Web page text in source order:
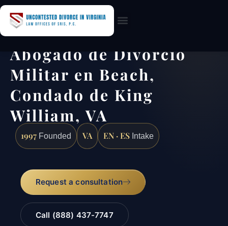
Abogado de Divorcio
Militar en Beach,
Condado de King
William, VA
1997 Founded VA EN · ES Intake
Request a consultation
Call (888) 437-7747